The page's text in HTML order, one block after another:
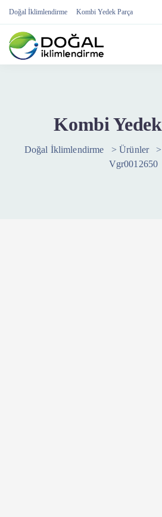
Doğal İklimlendirme Kombi Yedek Parça
Kombi
Doğal İklimlendirme >Ürünler >
Vgr0012650